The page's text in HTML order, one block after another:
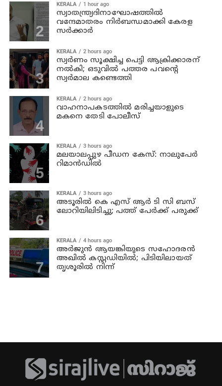
KERALA 1 hour ago
സ്വാതന്ത്ര്യദിനാഘോഷത്തില്‍
വന്ദേമാതരം നിര്‍ബന്ധമാക്കി കേരള
സര്‍ക്കാര്‍
KERALA 2 hours ago
സ്വര്‍ണം സൂക്ഷിച്ച പെട്ടി ആക്രിക്കാരന്
നല്‍കി; ഒടുവില്‍ പത്തര പവന്റെ
സ്വര്‍മാല കണ്ടെത്തി
KERALA 2 hours ago
വാഹനാപകടത്തില്‍ മരിച്ചയാളുടെ
മകനെ തേടി പോലീസ്
KERALA 3 hours ago
മലയാലപ്പുഴ പീഡന കേസ്: നാലുപേര്‍
റിമാന്‍ഡില്‍
KERALA 3 hours ago
അടൂരില്‍ കെ എസ് ആര്‍ ടി സി ബസ്
ലോറിയിലിടിച്ചു; പത്ത് പേര്‍ക്ക് പരുക്ക്
KERALA 4 hours ago
അര്‍ജുന്‍ ആയങ്കിയുടെ സഹോദരന്‍
അഖില്‍ കസ്റ്റഡിയില്‍; പിടിയിലായത്
തൃശൂരില്‍ നിന്ന്